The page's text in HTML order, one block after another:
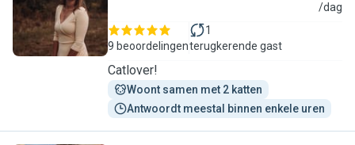
L /dag
9 beoordelingen
1
terugkerende gast
Catlover!
Woont samen met 2 katten
Antwoordt meestal binnen enkele uren